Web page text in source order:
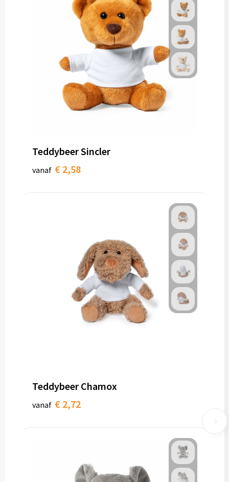
Teddybeer Sincler
vanaf € 2,58
Teddybeer Chamox
vanaf € 2,72